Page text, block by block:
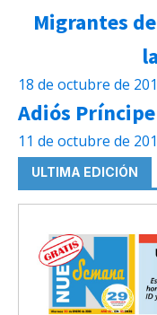
Migrantes
18 de octubre de
Adiós Príncipe
11 de octubre de
ULTIMA EDICIÓN